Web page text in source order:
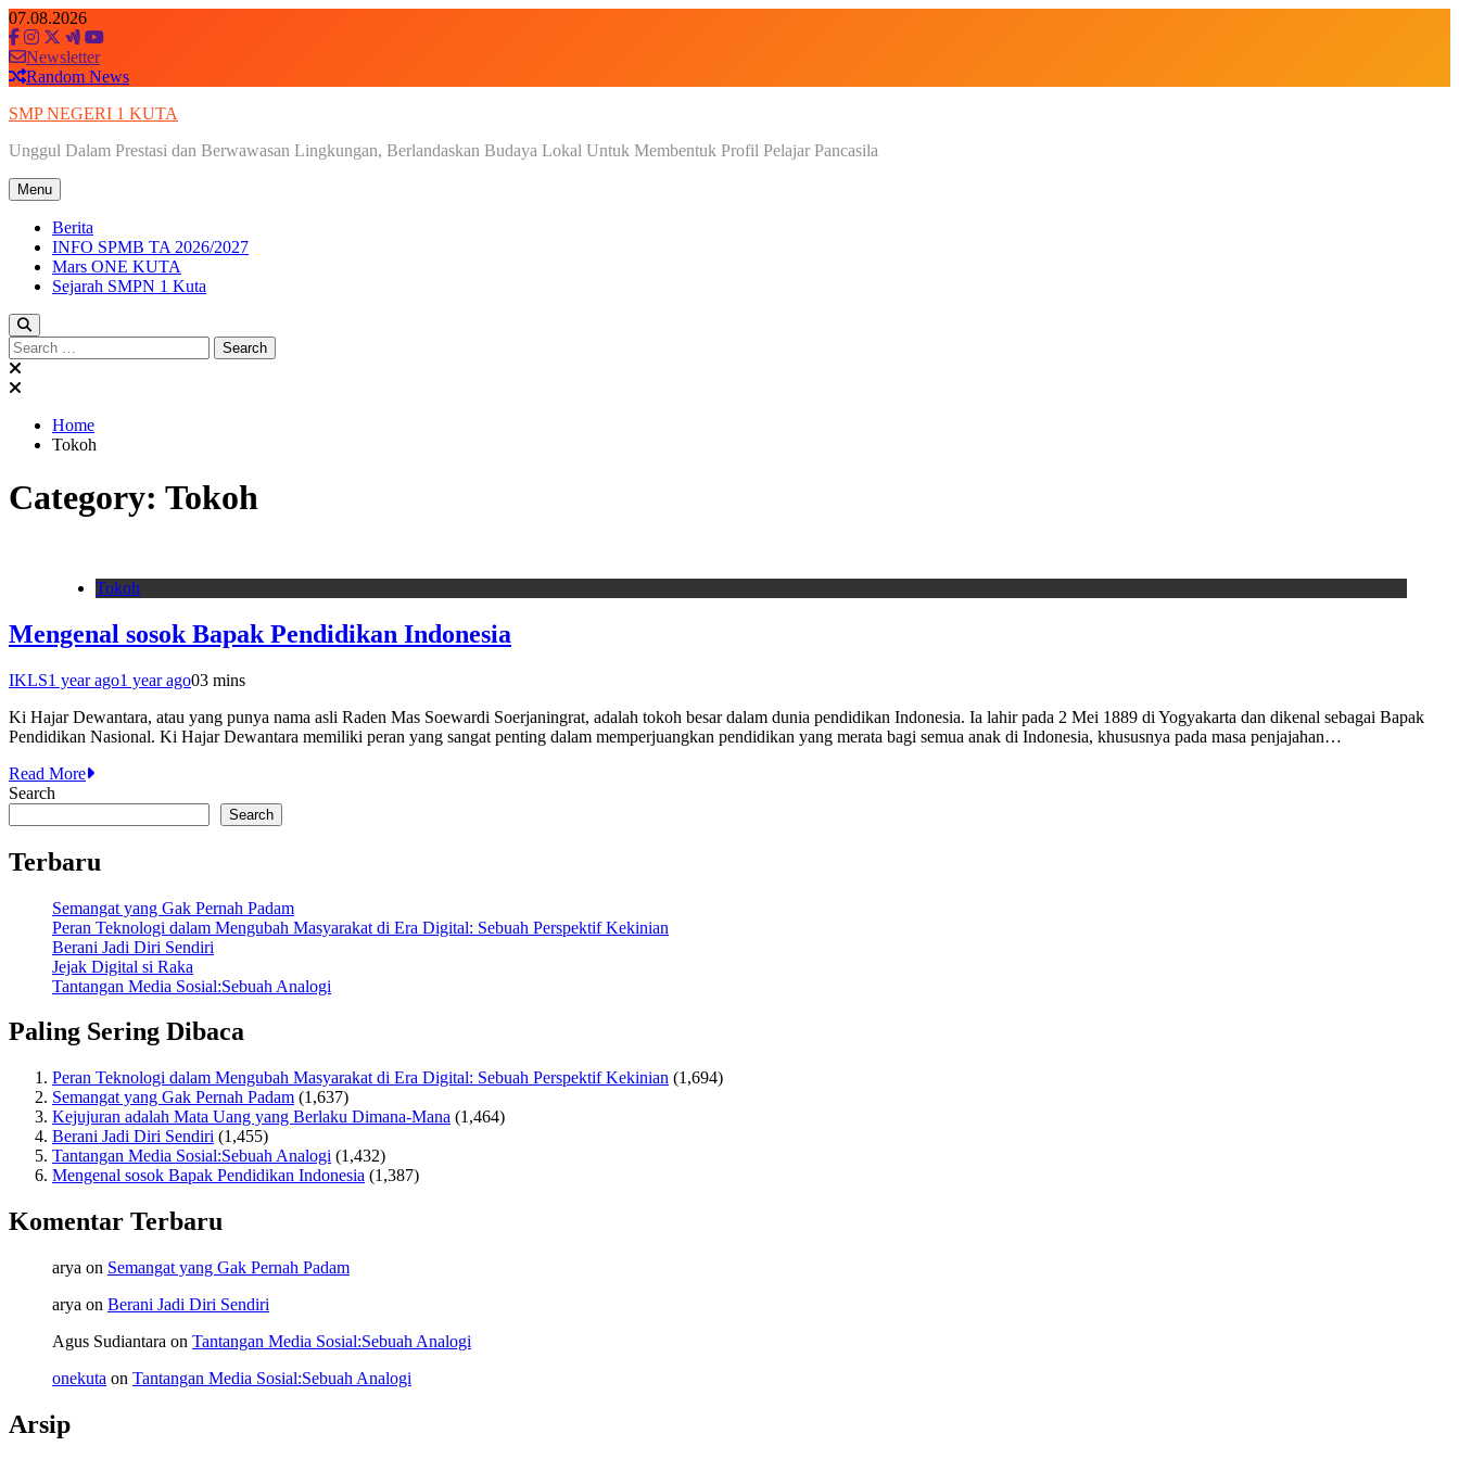
Skip
to
content
07.08.2026
Newsletter
Random News
SMP NEGERI 1 KUTA
Unggul Dalam Prestasi dan Berwawasan Lingkungan, Berlandaskan Budaya Lokal Untuk Membentuk Profil Pelajar Pancasila
Menu
Berita
INFO SPMB TA 2026/2027
Mars ONE KUTA
Sejarah SMPN 1 Kuta
Search
for:
Home
Tokoh
Category: Tokoh
Tokoh
Mengenal sosok Bapak Pendidikan Indonesia
IKLS1 year ago1 year ago03 mins
Ki Hajar Dewantara, atau yang punya nama asli Raden Mas Soewardi Soerjaningrat, adalah tokoh besar dalam dunia pendidikan Indonesia. Ia lahir pada 2 Mei 1889 di Yogyakarta dan dikenal sebagai Bapak
Pendidikan Nasional. Ki Hajar Dewantara memiliki peran yang sangat penting dalam memperjuangkan pendidikan yang merata bagi semua anak di Indonesia, khususnya pada masa penjajahan…
Read More
Search
Search
Terbaru
Semangat yang Gak Pernah Padam
Peran Teknologi dalam Mengubah Masyarakat di Era Digital: Sebuah Perspektif Kekinian
Berani Jadi Diri Sendiri
Jejak Digital si Raka
Tantangan Media Sosial:Sebuah Analogi
Paling Sering Dibaca
Peran Teknologi dalam Mengubah Masyarakat di Era Digital: Sebuah Perspektif Kekinian (1,694)
Semangat yang Gak Pernah Padam (1,637)
Kejujuran adalah Mata Uang yang Berlaku Dimana-Mana (1,464)
Berani Jadi Diri Sendiri (1,455)
Tantangan Media Sosial:Sebuah Analogi (1,432)
Mengenal sosok Bapak Pendidikan Indonesia (1,387)
Komentar Terbaru
arya on Semangat yang Gak Pernah Padam
arya on Berani Jadi Diri Sendiri
Agus Sudiantara on Tantangan Media Sosial:Sebuah Analogi
onekuta on Tantangan Media Sosial:Sebuah Analogi
Arsip